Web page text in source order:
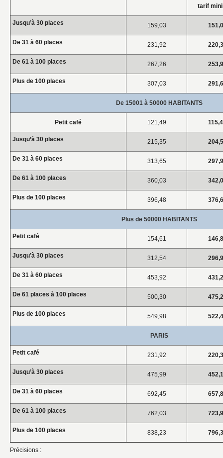
tarif
Jusqu’à 30 places 159,03
De 31 à 60 places 231,92
De 61 à 100 places 267,26
Plus de 100 places 307,03
De 15001 à 50000 HABITANTS
Petit café 121,49
Jusqu’à 30 places 215,35
De 31 à 60 places 313,65
De 61 à 100 places 360,03
Plus de 100 places 396,48
Plus de 50000 HABITANTS
Petit café 154,61
Jusqu’à 30 places 312,54
De 31 à 60 places 453,92
De 61 places à 100 places 500,30
Plus de 100 places 549,98
PARIS
Petit café 231,92
Jusqu’à 30 places 475,99
De 31 à 60 places 692,45
De 61 à 100 places 762,03
Plus de 100 places 838,23
Précisions :